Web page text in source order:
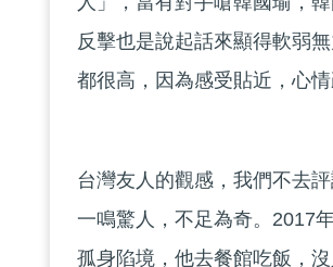
反擊也是說起話來顯得軟弱
都很高，因為感受貼近，心情
台灣友人的觀感，我們不去
一鳴驚人，不足為奇。2017
孤身陷境，他去餐館吃飯，